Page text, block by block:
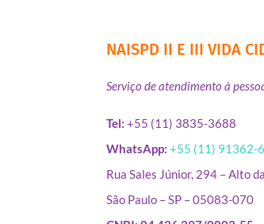
NAISPD II E III VIDA
Serviço de atendimento à
Tel: +55 (11) 3835-3688
WhatsApp:+55 (11) 91362-
Rua Sales Júnior, 294 – Alto
São Paulo – SP – 05083-070